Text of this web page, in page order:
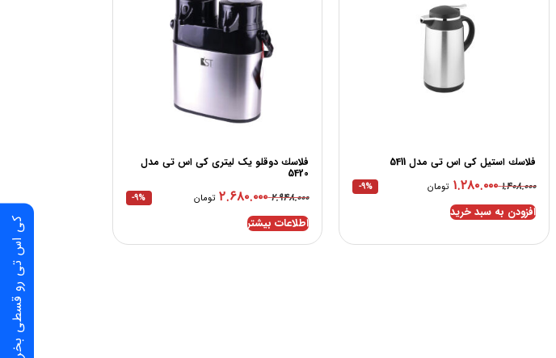
فلاسك استيل کی اس تی مدل 5411
۱.۴۰۸.۰۰۰ ۱.۲۸۰.۰۰۰ تومان -9%
افزودن به سبد خرید
فلاسك دوقلو یک لیتری کی اس تی مدل
5420
۲.۹۴۸.۰۰۰ ۲.۶۸۰.۰۰۰ تومان -9%
اطلاعات بیشتر کی اس تی رو قسطی بخر